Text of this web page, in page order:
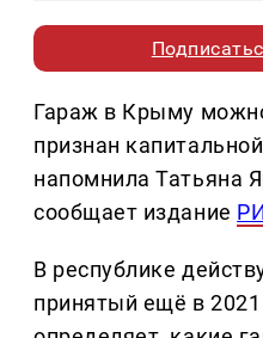
Гараж в Крыму
признан
напомнила Татьяна
сообщает издание
В республике
принятый ещё в 2021